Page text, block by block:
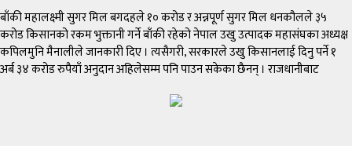
बाँकी महालक्ष्मी सुगर मिल बगदहले १० करोड र अन्नपूर्ण सुगर मिल धनकौलले ३५
करोड किसानको रकम भुक्तानी गर्ने बाँकी रहेको नेपाल उखु उत्पादक महासंघका अध्यक्ष
कपिलमुनि मैनालीले जानकारी दिए । त्यसैगरी, सरकारले उखु किसानलाई दिनु पर्ने १
अर्ब ३४ करोड रुपैयाँ अनुदान अहिलेसम्म पनि पाउन सकेका छैनन् । राजधानीबाट